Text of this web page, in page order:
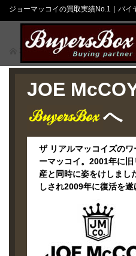
ジョーマッコイの買取実績No.1｜バイ
ジョーマッコイ
JOE
へ
ザ リアルマッコイズの
ーマッコイ。2001年に
産と同時に姿をけしまし
しされ2009年に復活を遂